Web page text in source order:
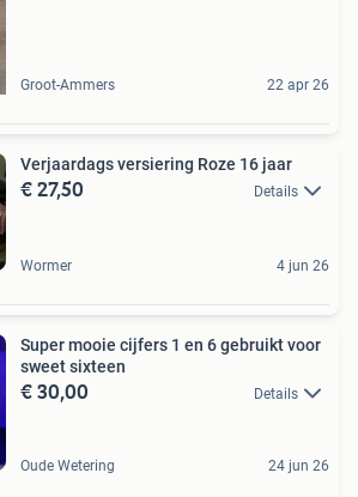
Groot-Ammers 22 apr 26
Verjaardags versiering Roze 16 jaar
€ 27,50 Details
Wormer 4 jun 26
Super mooie cijfers 1 en 6 gebruikt voor
sweet sixteen
€ 30,00 Details
Oude Wetering 24 jun 26